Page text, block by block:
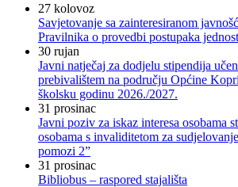
27 kolovoz
Savjetovanje sa zainteresiranom
Pravilnika o provedbi postupaka
30 rujan
Javni natječaj za dodjelu stipendija
prebivalištem na području Općine
školsku godinu 2026./2027.
31 prosinac
Javni poziv za iskaz interesa osobama
osobama s invaliditetom za
pomozi 2”
31 prosinac
Bibliobus – raspored stajališta